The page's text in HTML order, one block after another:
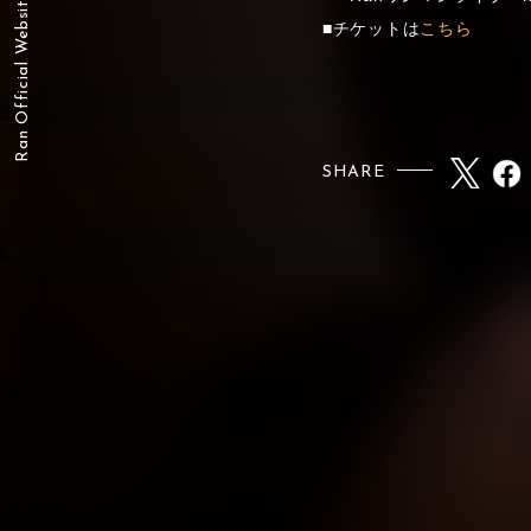
Ran Official Website
■チケットはこちら
SHARE